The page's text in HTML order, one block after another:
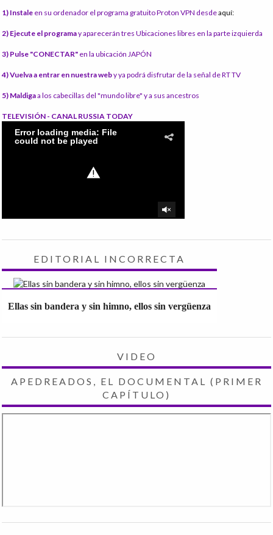
1) Instale en su ordenador el programa gratuito Proton VPN desdeaquí:
2) Ejecute el programay aparecerán tres Ubicaciones libres en la parte izquierda
3) Pulse "CONECTAR" en la ubicación JAPÓN
4) Vuelva a entrar en nuestra weby ya podrá disfrutar de la señal de RT TV
5) Maldigaa los cabecillas del "mundo libre" y a sus ancestros
TELEVISIÓN - CANAL RUSSIA TODAY
EDITORIAL INCORRECTA
Ellas sin bandera y sin himno, ellos sin vergüenza
VIDEO
APEDREADOS, EL DOCUMENTAL (PRIMER
CAPÍTULO)